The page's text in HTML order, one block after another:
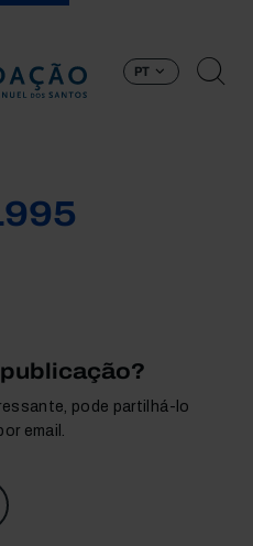
PT
pode partilhá-lo
email.